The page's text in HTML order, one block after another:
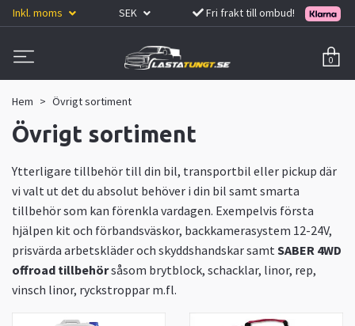
Inkl. moms SEK Fri frakt till ombud!
0
Hem Övrigt sortiment
Övrigt sortiment
Ytterligare tillbehör till din bil, transportbil eller pickup där
vi valt ut det du absolut behöver i din bil samt smarta
tillbehör som kan förenkla vardagen. Exempelvis första
hjälpen kit och förbandsväskor, backkamerasystem 12-24V,
prisvärda arbetskläder och skyddshandskar samt SABER 4WD
offroad tillbehörsåsom brytblock, schacklar, linor, rep,
vinsch linor, ryckstroppar m.fl.